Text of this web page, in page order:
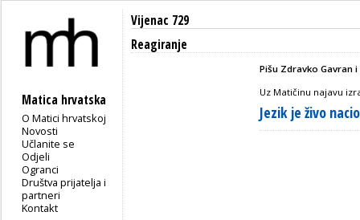
Matica hrvatska
O Matici hrvatskoj
Novosti
Učlanite se
Odjeli
Ogranci
Društva prijatelja i
partneri
Kontakt
Vijenac 729
Reagiranje
Pišu Zdravko Gavran
Uz Matičinu najavu
Jezik je živo